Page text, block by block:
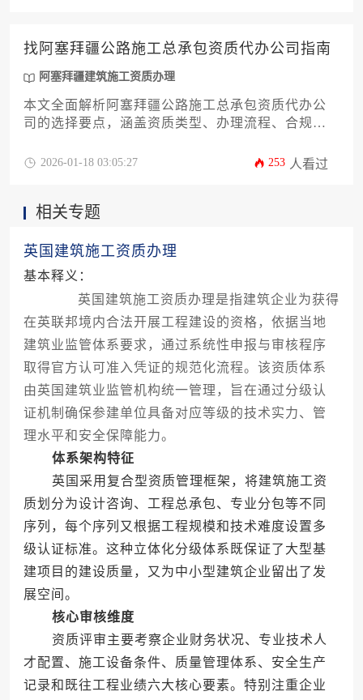
找阿塞拜疆公路施工总承包资质代办公司指南
阿塞拜疆建筑施工资质办理
本文全面解析阿塞拜疆公路施工总承包资质代办公
司的选择要点，涵盖资质类型、办理流程、合规要
指南，助力高效获取海外施工准入资格。
2026-01-18 03:05:27 253 人看过
相关专题
英国建筑施工资质办理
基本释义：
英国建筑施工资质办理是指建筑企业为获得
在英联邦境内合法开展工程建设的资格，依据当地
建筑业监管体系要求，通过系统性申报与审核程序
取得官方认可准入凭证的规范化流程。该资质体系
由英国建筑业监管机构统一管理，旨在通过分级认
证机制确保参建单位具备对应等级的技术实力、管
理水平和安全保障能力。
体系架构特征
英国采用复合型资质管理框架，将建筑施工资
质划分为设计咨询、工程总承包、专业分包等不同
序列，每个序列又根据工程规模和技术难度设置多
级认证标准。这种立体化分级体系既保证了大型基
建项目的建设质量，又为中小型建筑企业留出了发
展空间。
核心审核维度
资质评审主要考察企业财务状况、专业技术人
才配置、施工设备条件、质量管理体系、安全生产
记录和既往工程业绩六大核心要素。特别注重企业